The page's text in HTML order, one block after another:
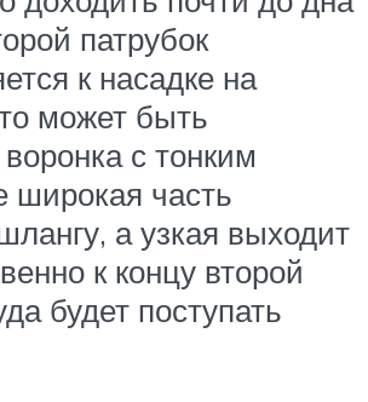
патрубок
к насадке на
может быть
с тонким
широкая часть
а узкая выходит
к концу второй
будет поступать